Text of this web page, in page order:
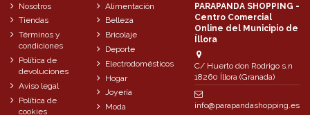
Nosotros
Tiendas
Términos y
condiciones
Política de
devoluciones
Aviso legal
Política de
cookies
Alimentación
Belleza
Bricolaje
Deporte
Electrodomésticos
Hogar
Joyería
Moda
PARAPANDA SHOPPING -
Centro Comercial
Online del Municipio de
Íllora
C/ Huerto don Rodrigo s.n
18260 Íllora (Granada)
info@parapandashopping.es